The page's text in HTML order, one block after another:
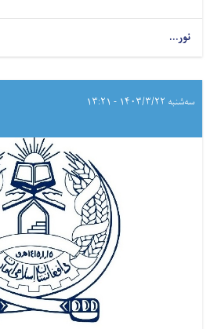
نور...
سه‌شنبه ۱۴۰۳/۳/۲۲ - ۱۳:۲۱